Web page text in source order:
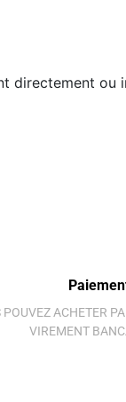
directement ou
POUVEZ ACHETER
VIREMENT